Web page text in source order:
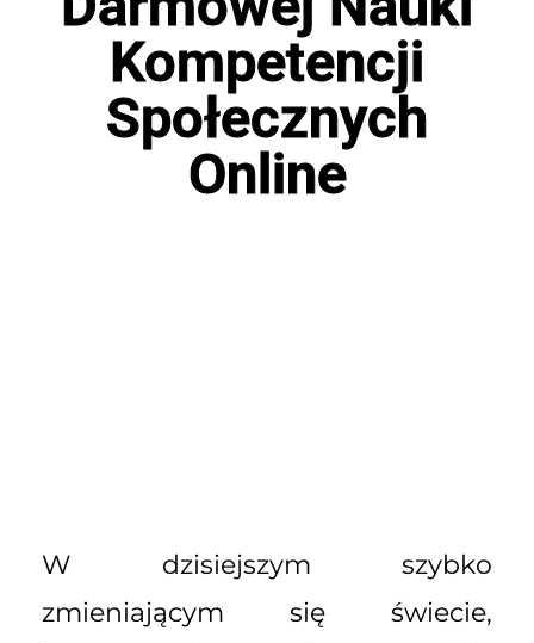
Kompetencji
Społecznych
Online
W dzisiejszym szybko
zmieniającym się świecie,